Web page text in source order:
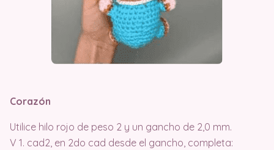
Corazón
Utilice hilo rojo de peso 2 y un gancho de 2,0 mm.
V 1. cad2, en 2do cad desde el gancho, completa: